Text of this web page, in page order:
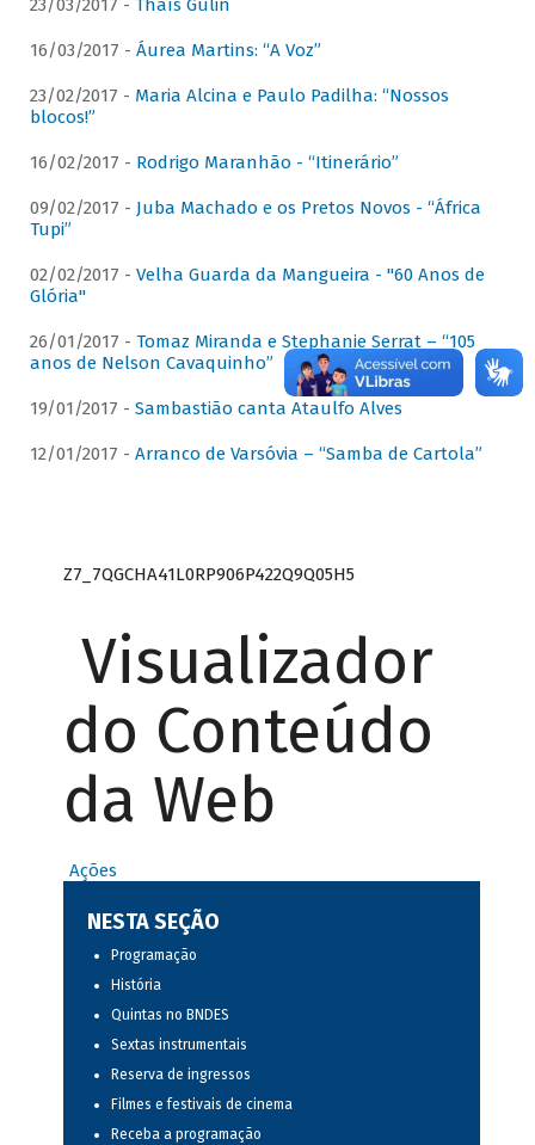
23/03/2017 - Thaís Gulin
16/03/2017 - Áurea Martins: “A Voz”
23/02/2017 - Maria Alcina e Paulo Padilha: “Nossos
blocos!”
16/02/2017 - Rodrigo Maranhão - “Itinerário”
09/02/2017 - Juba Machado e os Pretos Novos - “África
Tupi”
02/02/2017 - Velha Guarda da Mangueira - "60 Anos de
Glória"
26/01/2017 - Tomaz Miranda e Stephanie Serrat – “105
anos de Nelson Cavaquinho”
19/01/2017 - Sambastião canta Ataulfo Alves
12/01/2017 - Arranco de Varsóvia – “Samba de Cartola”
Z7_7QGCHA41L0RP906P422Q9Q05H5
Visualizador
do Conteúdo
da Web
Ações
NESTA SEÇÃO
Programação
História
Quintas no BNDES
Sextas instrumentais
Reserva de ingressos
Filmes e festivais de cinema
Receba a programação